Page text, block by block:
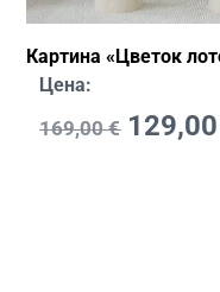
Картина «Цветок
Цена:
169,00€ 129,00